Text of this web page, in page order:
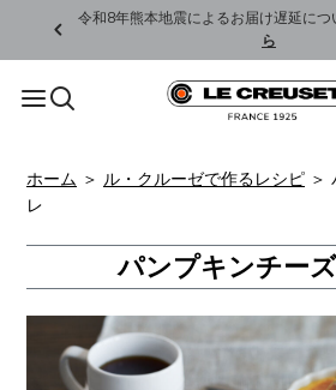
令和8年熊本地震によるお届け遅延に
ら
ホーム ＞ ル・クルーゼで作るレシピ ＞
レ
パンプキンチー